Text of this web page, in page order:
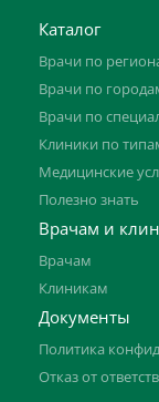
Каталог
Врачи по
Врачи по
Врачи по
Клиники по
Медицинские
Полезно знать
Врачам и
Врачам
Клиникам
Документы
Политика
Отказ от